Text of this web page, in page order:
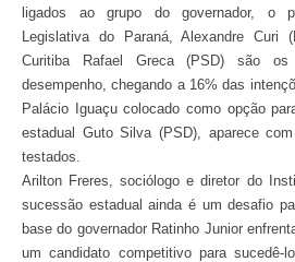
ligados ao grupo do governador, o
Legislativa do Paraná, Alexandre Curi
Curitiba Rafael Greca (PSD) são os
desempenho, chegando a 16% das
Palácio Iguaçu colocado como opção
estadual Guto Silva (PSD), aparece
testados.
Arilton Freres, sociólogo e diretor do
sucessão estadual ainda é um desafio
base do governador Ratinho Junior
um candidato competitivo para sucedê-